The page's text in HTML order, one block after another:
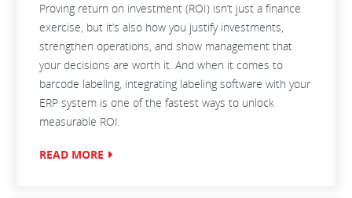
Proving return on investment (ROI) isn’t just a finance
exercise, but it’s also how you justify investments,
strengthen operations, and show management that
your decisions are worth it. And when it comes to
barcode labeling, integrating labeling software with your
ERP system is one of the fastest ways to unlock
measurable ROI.
READ MORE